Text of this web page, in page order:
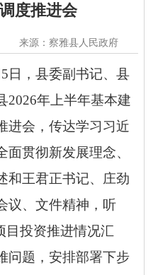
度推进会
来源：察雅县人民政府
日，县委副书记、县
2026年上半年基本建
进会，传达学习习近
贯彻新发展理念、
和王君正书记、庄劲
议、文件精神，听
目投资推进情况汇
问题，安排部署下步